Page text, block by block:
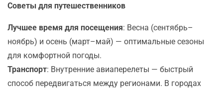
Советы для путешественников
Лучшее время для посещения: Весна (сентябрь–
ноябрь) и осень (март–май) — оптимальные сезоны
для комфортной погоды.
Транспорт: Внутренние авиаперелеты — быстрый
способ передвигаться между регионами. В городах